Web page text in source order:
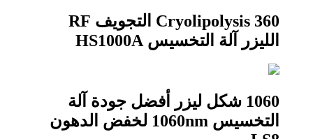
360 Cryolipolysis التجويف RF
الليزر آلة التخسيس HS1000A
1060 شكل ليزر أفضل جودة آلة
التخسيس 1060nm لخفض الدهون